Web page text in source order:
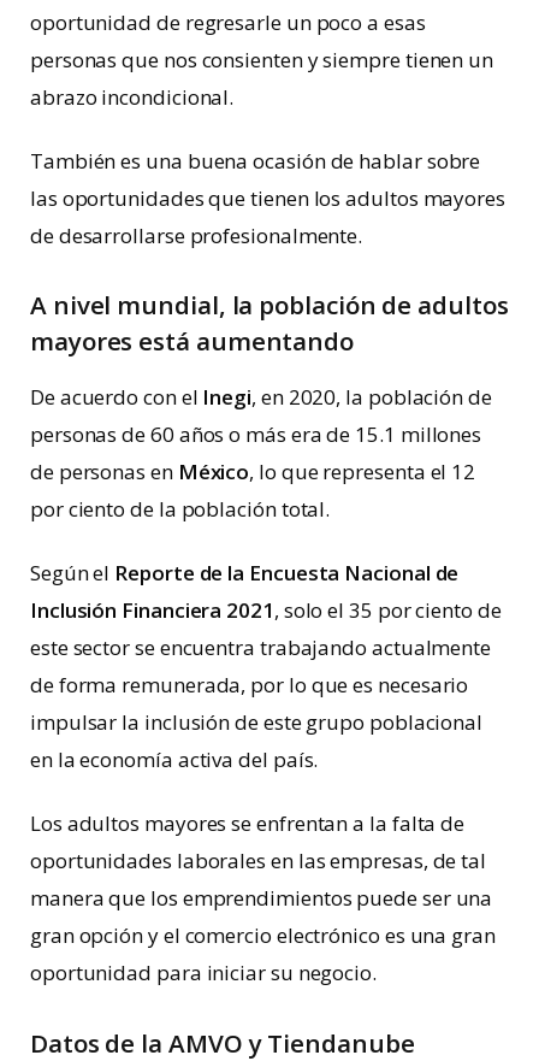
oportunidad de regresarle un poco a esas
personas que nos consienten y siempre tienen un
abrazo incondicional.
También es una buena ocasión de hablar sobre
las oportunidades que tienen los adultos mayores
de desarrollarse profesionalmente.
A nivel mundial, la población de adultos
mayores está aumentando
De acuerdo con el Inegi, en 2020, la población de
personas de 60 años o más era de 15.1 millones
de personas en México, lo que representa el 12
por ciento de la población total.
Según el Reporte de la Encuesta Nacional de
Inclusión Financiera 2021, solo el 35 por ciento de
este sector se encuentra trabajando actualmente
de forma remunerada, por lo que es necesario
impulsar la inclusión de este grupo poblacional
en la economía activa del país.
Los adultos mayores se enfrentan a la falta de
oportunidades laborales en las empresas, de tal
manera que los emprendimientos puede ser una
gran opción y el comercio electrónico es una gran
oportunidad para iniciar su negocio.
Datos de la AMVO y Tiendanube